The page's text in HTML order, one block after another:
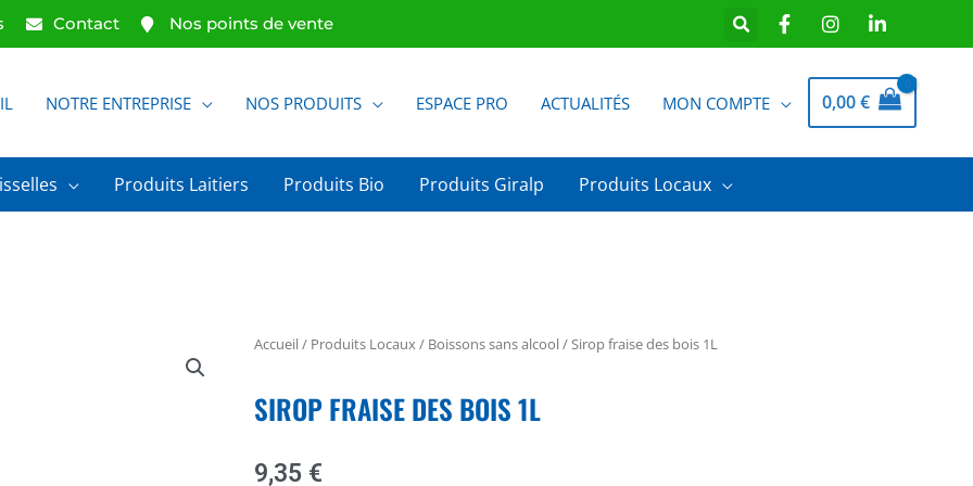
Contact Nos points de vente
NOTRE ENTREPRISE NOS PRODUITS ESPACE PRO ACTUALITÉS MON COMPTE 0,00€
Produits Laitiers Produits Bio Produits Giralp Produits Locaux
Accueil/ Produits Locaux/ Boissons sans alcool/ Sirop fraise des bois 1L
SIROP FRAISE DES BOIS 1L
9,35 €